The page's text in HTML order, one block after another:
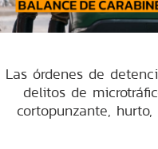
Las órdenes de
delitos de
cortopunzante,